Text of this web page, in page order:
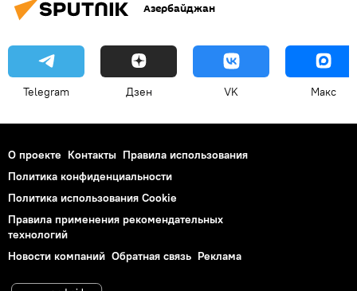
Азербайджан
Telegram Дзен VK Макс
О проекте Контакты Правила использования
Политика конфиденциальности
Политика использования Cookie
Правила применения рекомендательных
технологий
Новости компаний Обратная связь Реклама